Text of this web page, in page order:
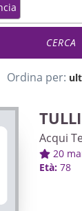
Ordina per:
Acqui
20
Età: 78